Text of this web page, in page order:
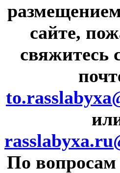
сайте,
свяжитесь
По вопросам